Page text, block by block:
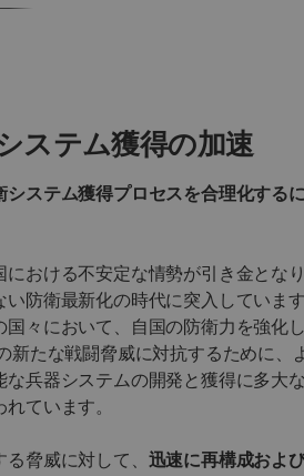
ステム獲得の加速
システム獲得プロセスを合理化するに
における不安定な情勢が引き金となり
い防衛最新化の時代に突入しています
国々において、自国の防衛力を強化し
新たな戦闘脅威に対抗するために、
な兵器システムの開発と獲得に多大
れています。
る脅威に対して、 迅速に再構成およ